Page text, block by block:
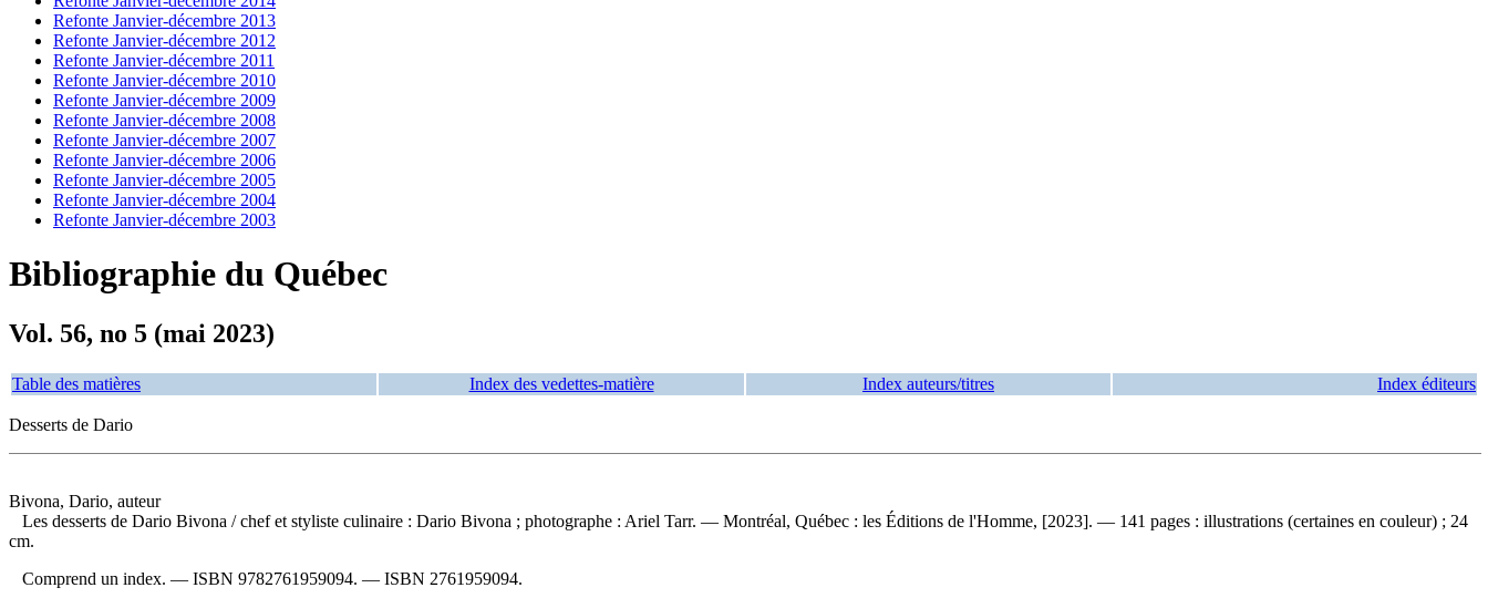
Refonte Janvier-décembre 2013
Refonte Janvier-décembre 2012
Refonte Janvier-décembre 2011
Refonte Janvier-décembre 2010
Refonte Janvier-décembre 2009
Refonte Janvier-décembre 2008
Refonte Janvier-décembre 2007
Refonte Janvier-décembre 2006
Refonte Janvier-décembre 2005
Refonte Janvier-décembre 2004
Refonte Janvier-décembre 2003
Bibliographie du Québec
Vol. 56, no 5 (mai 2023)
Table des matières Index des vedettes-matière Index auteurs/titres Index éditeurs
Desserts de Dario
Bivona, Dario, auteur
Les desserts de Dario Bivona / chef et styliste culinaire : Dario Bivona ; photographe : Ariel Tarr. — Montréal, Québec : les Éditions de l'Homme, [2023]. — 141 pages : illustrations (certaines en couleur) ; 24
cm.
Comprend un index. — ISBN 9782761959094. — ISBN 2761959094.